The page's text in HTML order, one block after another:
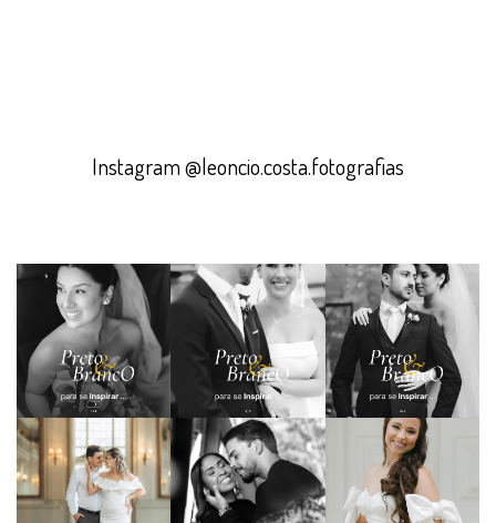
Instagram @leoncio.costa.fotografias